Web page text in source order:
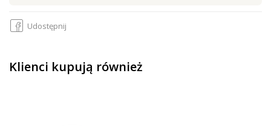
Udostępnij
Klienci kupują również